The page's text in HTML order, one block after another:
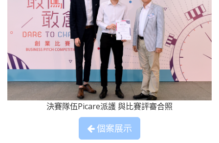
決賽隊伍Picare派護 與比賽評審合照
個案展示